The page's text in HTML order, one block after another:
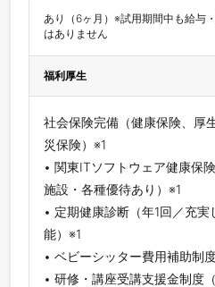
あり（6ヶ月）※試用期間中も給与
はありません
福利厚生
社会保険完備（健康保険、厚
災保険）※1
• 関東ITソフトウェア健康保
施設・各種優待あり）※1
• 定期健康診断（年1回／充
能）※1
• ベビーシッター費用補助制
• 研修・講座受講支援金制度